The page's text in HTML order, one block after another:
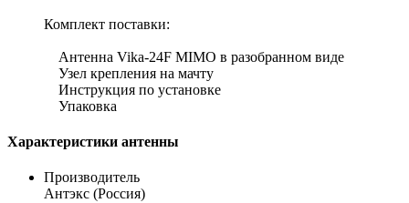
Комплект поставки:
Антенна Vika-24F MIMO в разобранном виде
Узел крепления на мачту
Инструкция по установке
Упаковка
Характеристики антенны
Производитель
Антэкс (Россия)